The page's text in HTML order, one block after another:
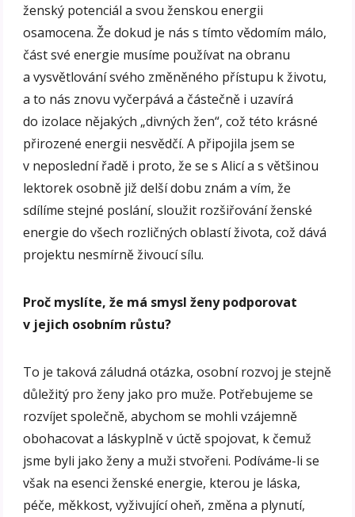
ženský potenciál a svou ženskou energii
osamocena. Že dokud je nás s tímto vědomím málo,
část své energie musíme používat na obranu
a vysvětlování svého změněného přístupu k životu,
a to nás znovu vyčerpává a částečně i uzavírá
do izolace nějakých „divných žen“, což této krásné
přirozené energii nesvědčí. A připojila jsem se
v neposlední řadě i proto, že se s Alicí a s většinou
lektorek osobně již delší dobu znám a vím, že
sdílíme stejné poslání, sloužit rozšiřování ženské
energie do všech rozličných oblastí života, což dává
projektu nesmírně živoucí sílu.
Proč myslíte, že má smysl ženy podporovat
v jejich osobním růstu?
To je taková záludná otázka, osobní rozvoj je stejně
důležitý pro ženy jako pro muže. Potřebujeme se
rozvíjet společně, abychom se mohli vzájemně
obohacovat a láskyplně v úctě spojovat, k čemuž
jsme byli jako ženy a muži stvořeni. Podíváme-li se
však na esenci ženské energie, kterou je láska,
péče, měkkost, vyživující oheň, změna a plynutí,